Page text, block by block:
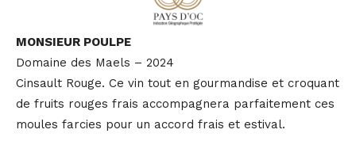
MONSIEUR POULPE
Domaine des Maels – 2024
Cinsault Rouge. Ce vin tout en gourmandise et croquant
de fruits rouges frais accompagnera parfaitement ces
moules farcies pour un accord frais et estival.